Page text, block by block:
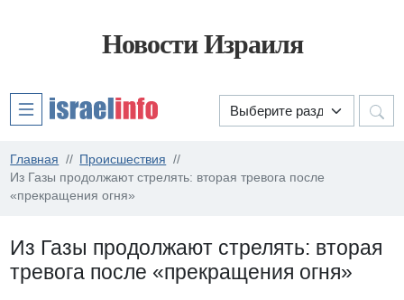
Новости Израиля
Главная
Происшествия
Из Газы продолжают стрелять: вторая тревога после
«прекращения огня»
Из Газы продолжают стрелять: вторая
тревога после «прекращения огня»